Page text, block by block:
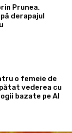
Prunea,
derapajul
o femeie de
vederea cu
bazate pe AI